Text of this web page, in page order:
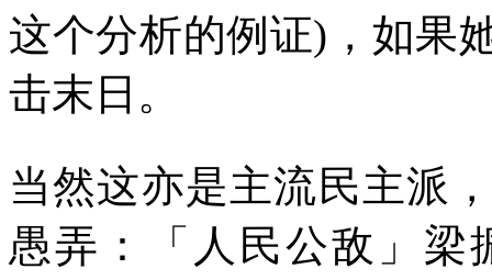
这个分析的例证) ，如果
击末日。
当然这亦是主流民主派
愚弄：「人民公敌」梁